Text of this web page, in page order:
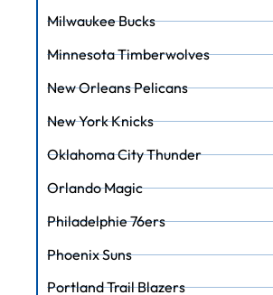
Milwaukee Bucks
Minnesota Timberwolves
New Orleans Pelicans
New York Knicks
Oklahoma City Thunder
Orlando Magic
Philadelphie 76ers
Phoenix Suns
Portland Trail Blazers